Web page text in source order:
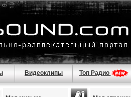
Видеоклипы Топ Радио